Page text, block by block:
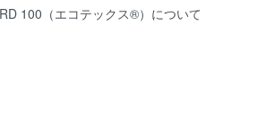
100（エコテックス®️）について